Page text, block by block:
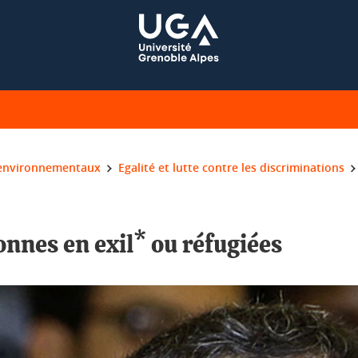
Egalité et lutte contre les discriminations
en exil* ou réfugiées